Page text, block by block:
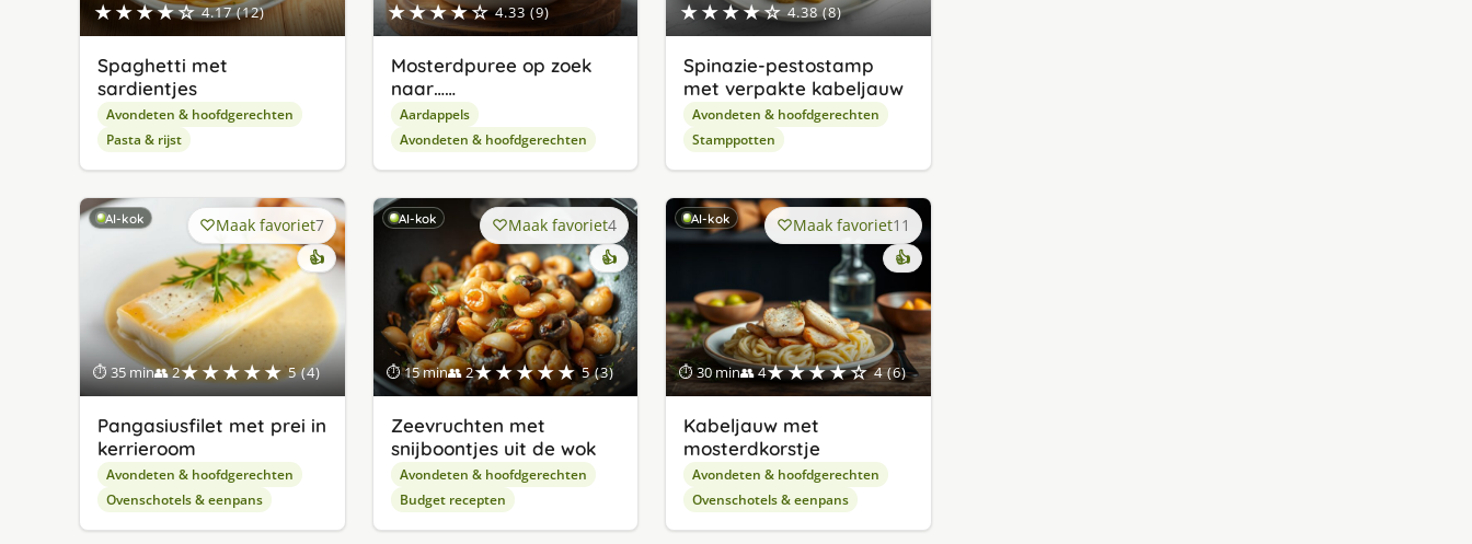
★★★★☆ 4.17 (12)
Spaghetti met
sardientjes
Avondeten & hoofdgerechten
Pasta & rijst
★★★★☆ 4.33 (9)
Mosterdpuree op zoek
naar……
Aardappels
Avondeten & hoofdgerechten
★★★★☆ 4.38 (8)
Spinazie-pestostamp
met verpakte kabeljauw
Avondeten & hoofdgerechten
Stamppotten
AI-kok
⏱ 35 min👥 2★★★★★ 5 (4)
Maak favoriet7
👍
Pangasiusfilet met prei in
kerrieroom
Avondeten & hoofdgerechten
Ovenschotels & eenpans
AI-kok
⏱ 15 min👥 2★★★★★ 5 (3)
Maak favoriet4
👍
Zeevruchten met
snijboontjes uit de wok
Avondeten & hoofdgerechten
Budget recepten
AI-kok
⏱ 30 min👥 4★★★★☆ 4 (6)
Maak favoriet11
👍
Kabeljauw met
mosterdkorstje
Avondeten & hoofdgerechten
Ovenschotels & eenpans